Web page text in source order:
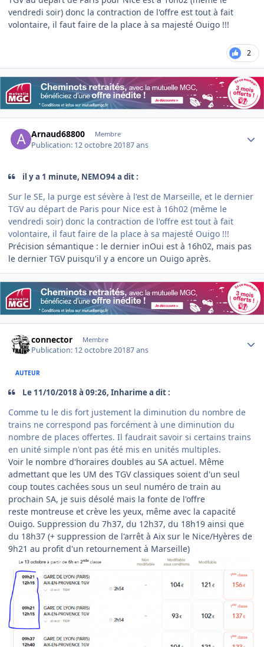
vendredi soir) donc la contraction de l'offre est tout à fait
volontaire, il faut faire de la place à sa majesté Ouigo !!!
2
Arnaud68800 Membre
Publication: 12 octobre 20187 ans
il y a 1 minute, NEMO94 a dit :
Sur le SE, la purge est sévère à l'est de Marseille, et le dernier
TGV au départ de Paris pour Nice est à 16h02 (même le
vendredi soir) donc la contraction de l'offre est tout à fait
volontaire, il faut faire de la place à sa majesté Ouigo !!!
Précision sémantique : le dernier inOui est à 16h02, mais pas
le dernier TGV puisqu'il y a encore un Ouigo après.
connector Membre
Publication: 12 octobre 20187 ans
AUTEUR
Le 11/10/2018 à 09:26, Inharime a dit :
Comme tu le dis fort justement la diminution du nombre de
trains ne correspond pas forcément à une diminution du
nombre de places offertes. Il faudrait savoir si certains trains
en unité simple n'ont pas été mis en unités multiples.
Voir le nombre d'horaires doubles au SA actuel. Même
admettant que les UM des TGV classiques soient d'un seul
coup toutes cachées sous un seul numéro de train au
prochain SA, je suis désolé mais la fonte de l'offre
reste montreuse et crève les yeux, même avec la capacité
Ouigo. Suppression du 7h37, du 12h37, du 18h19 ainsi que
du 18h37 (+ suppression de l'arrêt à Aix sur le Nice/Hyères de
9h21 au profit d'un retournement à Marseille)